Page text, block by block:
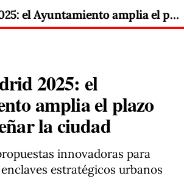
Sueña Madrid 2025: el Ayuntamiento amplia el plazo para rediseñar la ciudad
2025: el
amplia el plazo
la ciudad
innovadoras para
estratégicos urbanos